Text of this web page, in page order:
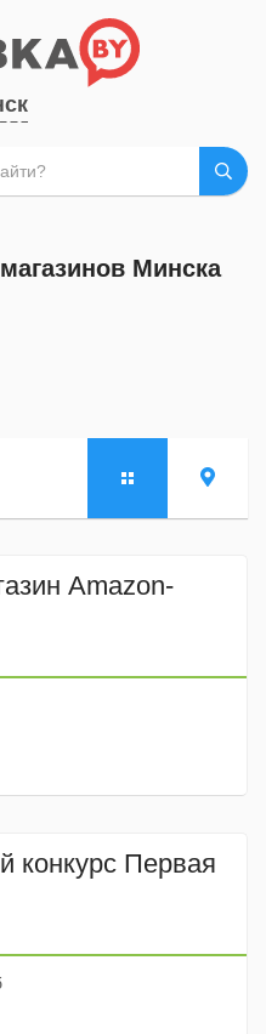
Минска
Amazon-
конкурс Первая